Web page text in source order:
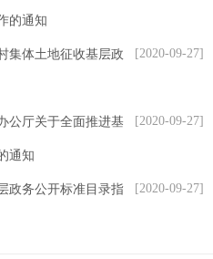
的通知
[2020-09-27]
集体土地征收基层政
[2020-09-27]
公厅关于全面推进基
通知
[2020-09-27]
政务公开标准目录指